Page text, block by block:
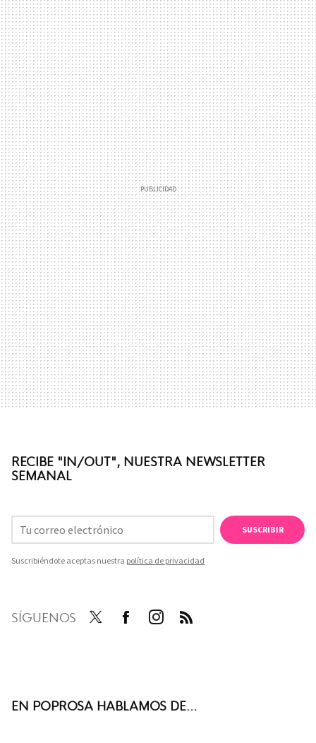
RECIBE "IN/OUT", NUESTRA NEWSLETTER
SEMANAL
SUSCRIBIR
Suscribiéndote aceptas nuestra política de privacidad
SÍGUENOS
EN POPROSA HABLAMOS DE...